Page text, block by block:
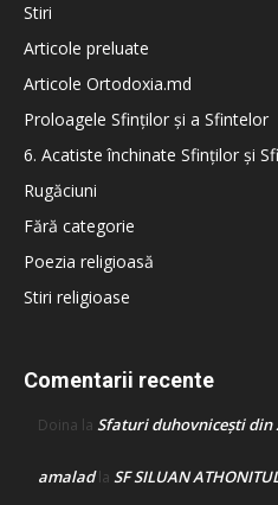
Stiri
Articole preluate
Articole Ortodoxia.md
Proloagele Sfinților și a Sfintelor
6. Acatiste închinate Sfinților și
Rugăciuni
Fără categorie
Poezia religioasă
Stiri religioase
Comentarii recente
Doina la Sfaturi duhovnicești din
amaladla SF SILUAN